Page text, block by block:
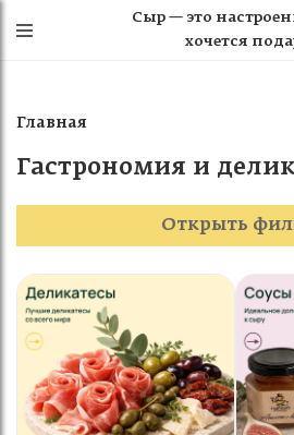
Сыр — это
хочется
Главная
Гастрономия и
Открыть